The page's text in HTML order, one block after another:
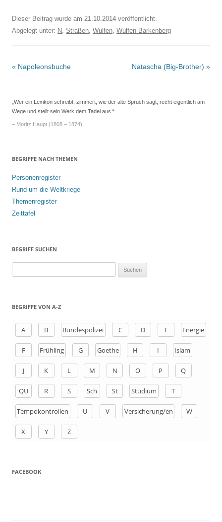
Dieser Beitrag wurde am 21.10.2014 veröffentlicht.
Abgelegt unter: N Straßen Wulfen Wulfen-Barkenberg
Beitrags-
« Napoleonsbuche Natascha (Big-Brother) »
„Wer ein Lexikon schreibt, zimmert, wie der alte Spruch sagt, recht eigentlich am
Wege und stellt sein Werk dem Tadel aus.“
– Moritz Haupt (1808 – 1874)
BEGRIFFE NACH THEMEN
Personenregister
Rund um die Weltkriege
Themenregister
Zeittafel
BEGRIFF SUCHEN
h
BEGRIFFE VON A-Z
A B Bundespolizei C D E Energie
F Frühling G Goethe H I Islam
J K L M N O P Q
QU R S Sch St Studium T
Tempokontrollen U V Versicherung/en W
X Y Z
FACEBOOK